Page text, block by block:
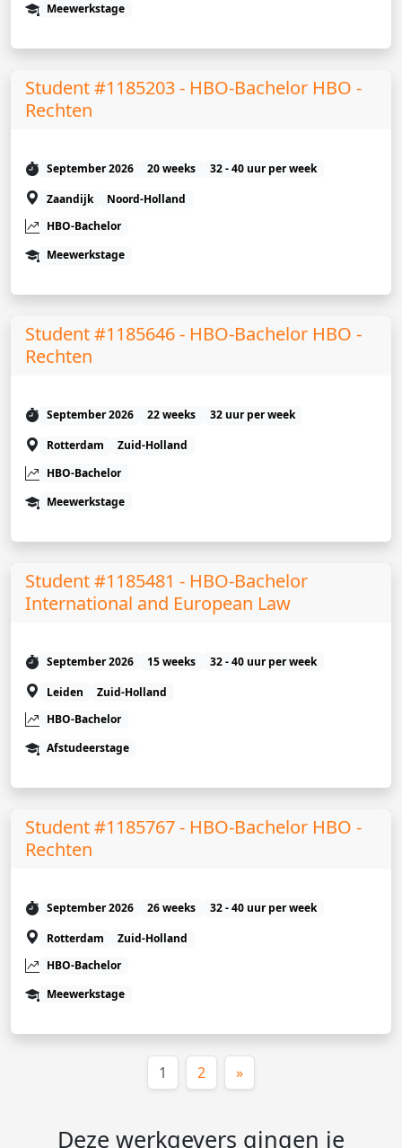
Meewerkstage
Student #1185203 - HBO-Bachelor HBO -
Rechten
September 2026 20 weeks
32 - 40 uur per week
Zaandijk
Noord-Holland
HBO-Bachelor
Meewerkstage
Student #1185646 - HBO-Bachelor HBO -
Rechten
September 2026 22 weeks
32 uur per week
Rotterdam
Zuid-Holland
HBO-Bachelor
Meewerkstage
Student #1185481 - HBO-Bachelor
International and European Law
September 2026 15 weeks
32 - 40 uur per week
Leiden
Zuid-Holland
HBO-Bachelor
Afstudeerstage
Student #1185767 - HBO-Bachelor HBO -
Rechten
September 2026 26 weeks
32 - 40 uur per week
Rotterdam
Zuid-Holland
HBO-Bachelor
Meewerkstage
1 (huidige)
2 »
Deze werkgevers gingen je